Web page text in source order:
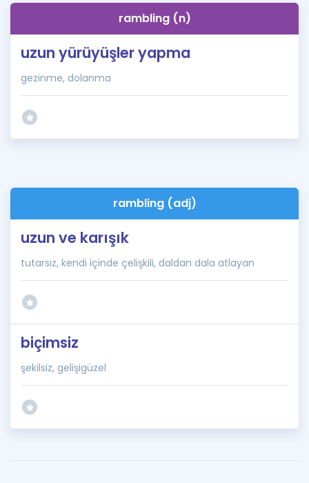
rambling (n)
uzun yürüyüşler yapma
gezinme, dolanma
rambling (adj)
uzun ve karışık
tutarsız, kendi içinde çelişkili, daldan dala atlayan
biçimsiz
şekilsiz, gelişigüzel